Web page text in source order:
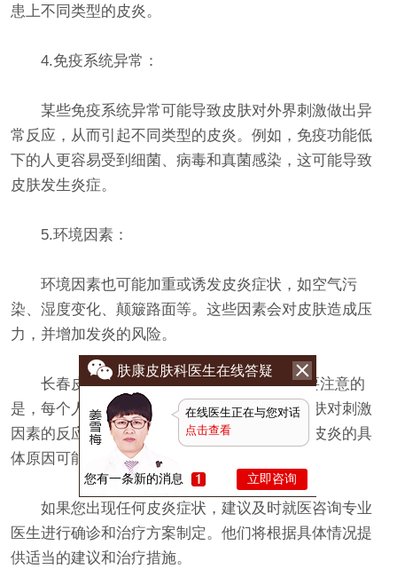
患上不同类型的皮炎。
4.免疫系统异常：
某些免疫系统异常可能导致皮肤对外界刺激做出异
常反应，从而引起不同类型的皮炎。例如，免疫功能低
下的人更容易受到细菌、病毒和真菌感染，这可能导致
皮肤发生炎症。
5.环境因素：
环境因素也可能加重或诱发皮炎症状，如空气污
染、湿度变化、颠簸路面等。这些因素会对皮肤造成压
力，并增加发炎的风险。
长春皮肤科问诊：皮炎是怎么引起的?需要注意的
是，每个人的体质和环境差异都有可能影响皮肤对刺激
因素的反应，因此对于不同的个体来说，引起皮炎的具
体原因可能各异。
如果您出现任何皮炎症状，建议及时就医咨询专业
医生进行确诊和治疗方案制定。他们将根据具体情况提
供适当的建议和治疗措施。
肤康皮肤科医生在线答疑
在线医生正在与您对话
点击查看
您有一条新的消息 立即咨询